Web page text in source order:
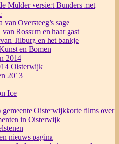
Mulder versiert Bunders met
van Oversteeg’s sage
Rossum en haar gast
Tilburg en het bankje
en Bomen
2014
Oisterwijk
2013
Ice
gemeente Oisterwijkkorte films over
in Oisterwijk
nieuws pagina